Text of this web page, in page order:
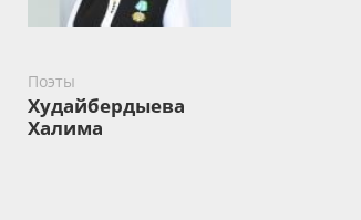
Поэты
Худайбердыева
Халима